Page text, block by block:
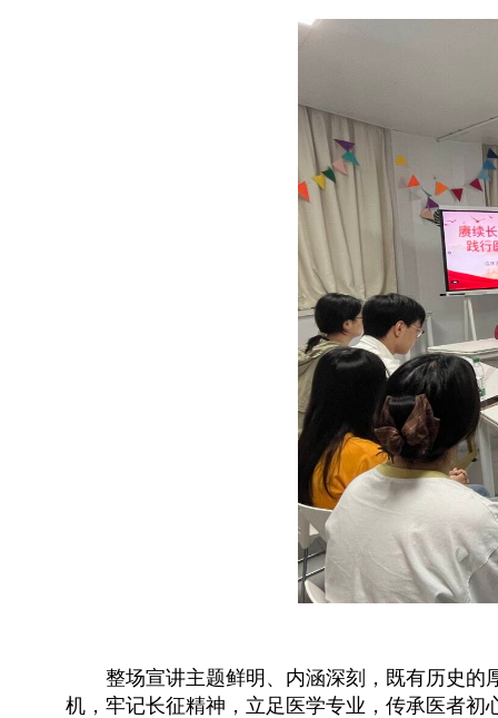
整场宣讲主题鲜明、内涵深刻，既有历史
机，牢记长征精神，立足医学专业，传承医者